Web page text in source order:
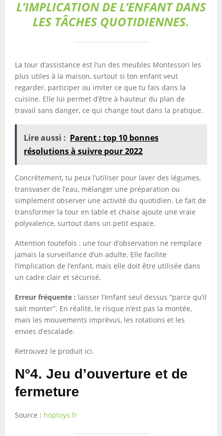
L’IMPLICATION DE L’ENFANT DANS
LES TÂCHES QUOTIDIENNES.
La tour d’assistance est l’un des meubles Montessori les
plus utiles à la maison, surtout si ton enfant veut
regarder, participer ou imiter ce que tu fais dans la
cuisine. Elle lui permet d’être à hauteur du plan de
travail sans danger, ce qui change tout dans la pratique.
Lire aussi : Parent : top 10 bonnes
résolutions à suivre pour 2022
Concrètement, tu peux l’utiliser pour laver des légumes,
transvaser de l’eau, mélanger une préparation ou
simplement observer une activité du quotidien. Le fait de
transformer la tour en table et chaise ajoute une vraie
polyvalence, surtout dans un petit espace.
Attention toutefois : une tour d’observation ne remplace
jamais la surveillance d’un adulte. Elle facilite
l’implication de l’enfant, mais elle doit être utilisée dans
un cadre clair et sécurisé.
Erreur fréquente : laisser l’enfant seul dessus “parce qu’il
sait monter”. En réalité, le risque n’est pas la montée,
mais les mouvements imprévus, les rotations et les
envies d’escalade.
Retrouvez le produit ici.
N°4. Jeu d’ouverture et de
fermeture
Source : hoptoys.fr